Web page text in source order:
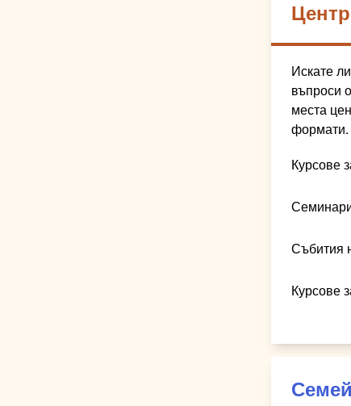
Искате
въпроси
места
Курсове
Събития
Курсове